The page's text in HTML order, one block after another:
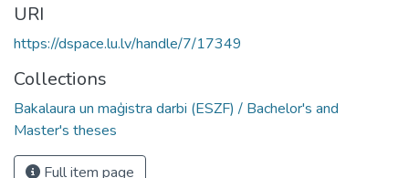
URI
https://dspace.lu.lv/handle/7/17349
Collections
Bakalaura un maģistra darbi (ESZF) / Bachelor's and
Master's theses
Full item page